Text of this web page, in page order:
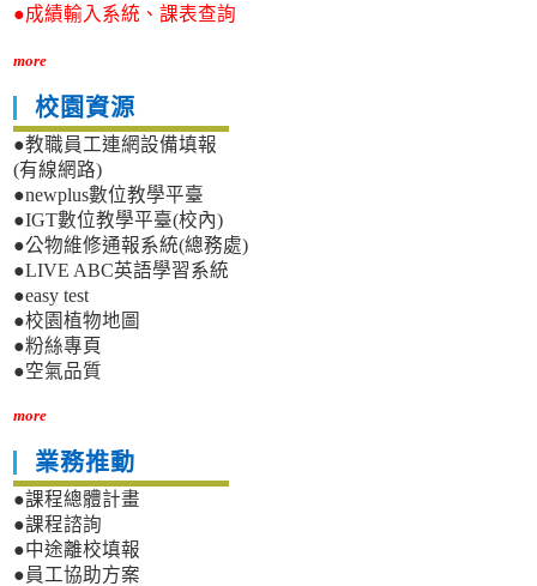
●成績輸入系統、課表查詢
more
校園資源
●教職員工連網設備填報
(有線網路)
●newplus數位教學平臺
●IGT數位教學平臺(校內)
●公物維修通報系統(總務處)
●LIVE ABC英語學習系統
●easy test
●校園植物地圖
●粉絲專頁
●空氣品質
more
業務推動
●課程總體計畫
●課程諮詢
●中途離校填報
●員工協助方案